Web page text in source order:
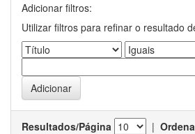
Adicionar filtros:
Utilizar filtros para refinar o resultado
Resultados/Página |